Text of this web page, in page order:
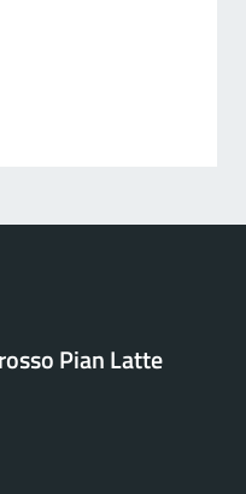
Pian Latte